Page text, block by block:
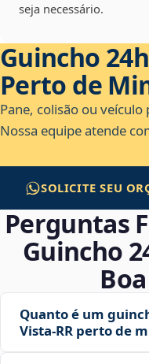
seja necessário.
Guincho 24h
Perto de
Pane, colisão ou veículo
Nossa equipe atende
SOLICITE SEU
Perguntas
Guincho
Quanto é um
Vista‑RR perto de